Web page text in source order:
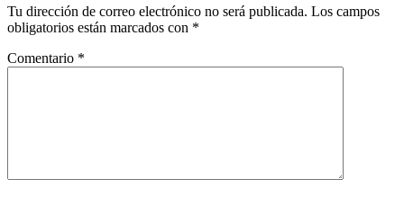
Tu dirección de correo electrónico no será publicada. Los campos
obligatorios están marcados con *
Comentario *